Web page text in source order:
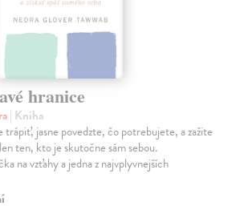
hranice
| Kniha
trápiť, jasne povedzte, čo potrebujete, a zažite
ten, kto je skutočne sám sebou.
na vzťahy a jedna z najvplyvnejších